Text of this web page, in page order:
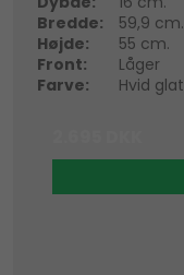
Bredde:
59,9 cm.
Højde:
55 cm.
Front:
Låger
Farve:
Hvid glat